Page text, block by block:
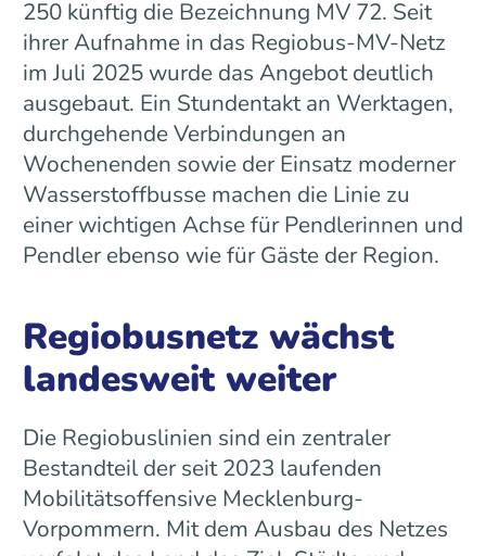
250 künftig die Bezeichnung MV 72. Seit
ihrer Aufnahme in das Regiobus-MV-Netz
im Juli 2025 wurde das Angebot deutlich
ausgebaut. Ein Stundentakt an Werktagen,
durchgehende Verbindungen an
Wochenenden sowie der Einsatz moderner
Wasserstoffbusse machen die Linie zu
einer wichtigen Achse für Pendlerinnen und
Pendler ebenso wie für Gäste der Region.
Regiobusnetz wächst
landesweit weiter
Die Regiobuslinien sind ein zentraler
Bestandteil der seit 2023 laufenden
Mobilitätsoffensive Mecklenburg-
Vorpommern. Mit dem Ausbau des Netzes